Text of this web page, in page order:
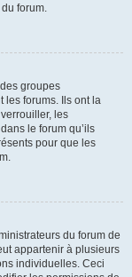
forum.
groupes
les forums. Ils ont la
les
le forum qu’ils
pour que les
du forum de
appartenir à plusieurs
individuelles. Ceci